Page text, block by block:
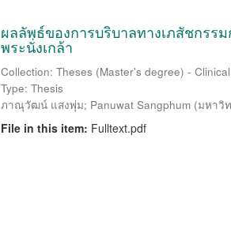
ผลลัพธ์ของการบริบาลทางเภสัชกร
พระนั่งเกล้า
Collection: Theses (Master's degree) -
Type: Thesis
ภาณุวัฒน์ แสงพุ่ม; Panuwat Sangphum (มหาวิ
File in this item: Fulltext.pdf